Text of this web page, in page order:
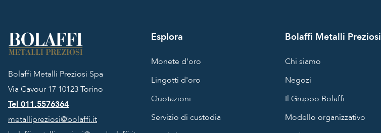
Bolaffi Metalli Preziosi Spa
Via Cavour 17 10123 Torino
Tel 011.5576364
metallipreziosi@bolaffi.it
Esplora
Monete d'oro
Lingotti d'oro
Quotazioni
Servizio di custodia
Bolaffi Metalli Preziosi
Chi siamo
Negozi
Il Gruppo Bolaffi
Modello organizzativo